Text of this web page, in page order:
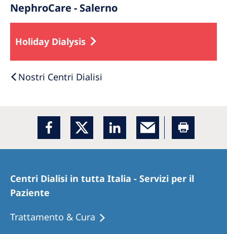
NephroCare - Salerno
Holiday Dialysis
Nostri Centri Dialisi
Centri Dialisi in tutta Italia - Servizi per il
Paziente
Trattamento & Cura